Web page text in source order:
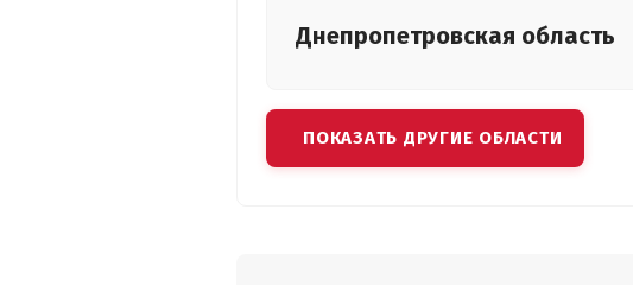
Днепропетровская область
ПОКАЗАТЬ ДРУГИЕ ОБЛАСТИ